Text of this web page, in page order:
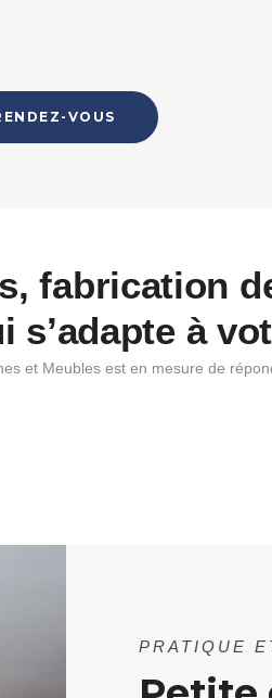
VOUS
fabrication
s’adapte à
et Meubles est en mesure de
PRATIQUE